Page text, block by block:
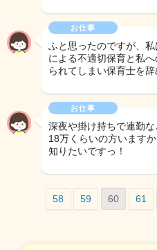
お仕事
ふと思ったのですが、
による不適切保育と私
られてしまい保育士を
お仕事
深夜や掛け持ちで連勤
18万くらいの方います
知りたいですっ！
58 59 60 61